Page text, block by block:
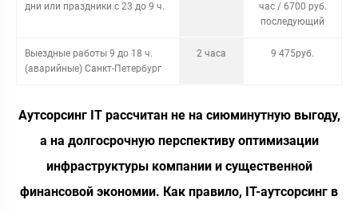
дни или праздники с 23 до 9 ч.
час / 6700 руб.
последующий
Выездные работы 9 до 18 ч.
(аварийные) Санкт-Петербург
2 часа 9 475руб.
Аутсорсинг IT рассчитан не на сиюминутную выгоду,
а на долгосрочную перспективу оптимизации
инфраструктуры компании и существенной
финансовой экономии. Как правило, IT-аутсорсинг в